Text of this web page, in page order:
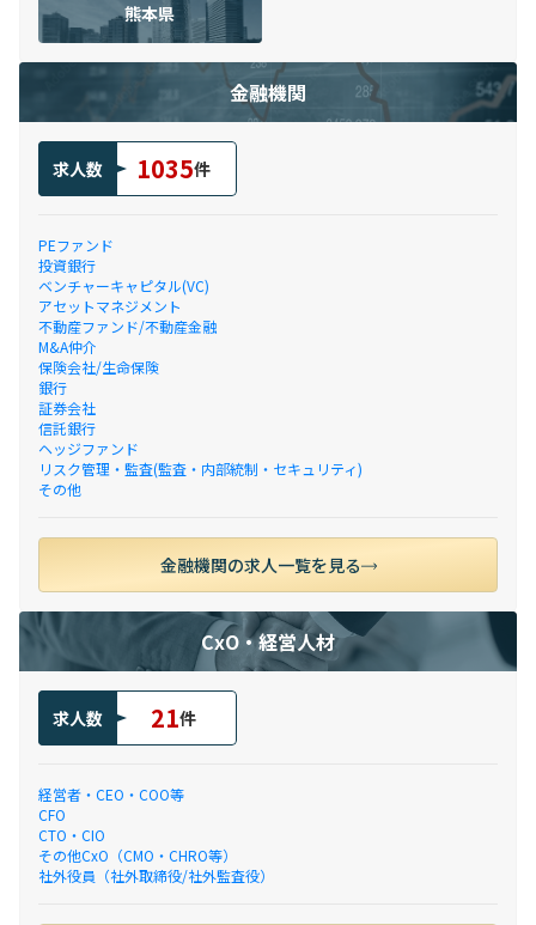
熊本県
金融機関
求人数 1035件
PEファンド
投資銀行
ベンチャーキャピタル(VC)
アセットマネジメント
不動産ファンド/不動産金融
M&A仲介
保険会社/生命保険
銀行
証券会社
信託銀行
ヘッジファンド
リスク管理・監査(監査・内部統制・セキュリティ)
その他
金融機関の求人一覧を見る
CxO・経営人材
求人数 21件
経営者・CEO・COO等
CFO
CTO・CIO
その他CxO（CMO・CHRO等）
社外役員（社外取締役/社外監査役）